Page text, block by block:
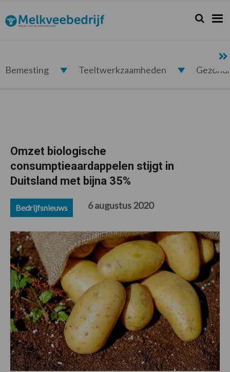
de
hoofdnavigatie
de
hoofd
de
eerste
de
voettekst
Melkveebedrijf.nl Zoeken...
Zoek
Bemesting Teeltwerkzaamheden
Omzet biologische
consumptieaardappelen stijgt in
Duitsland met bijna 35%
Bedrijfsnieuws 6 augustus 2020